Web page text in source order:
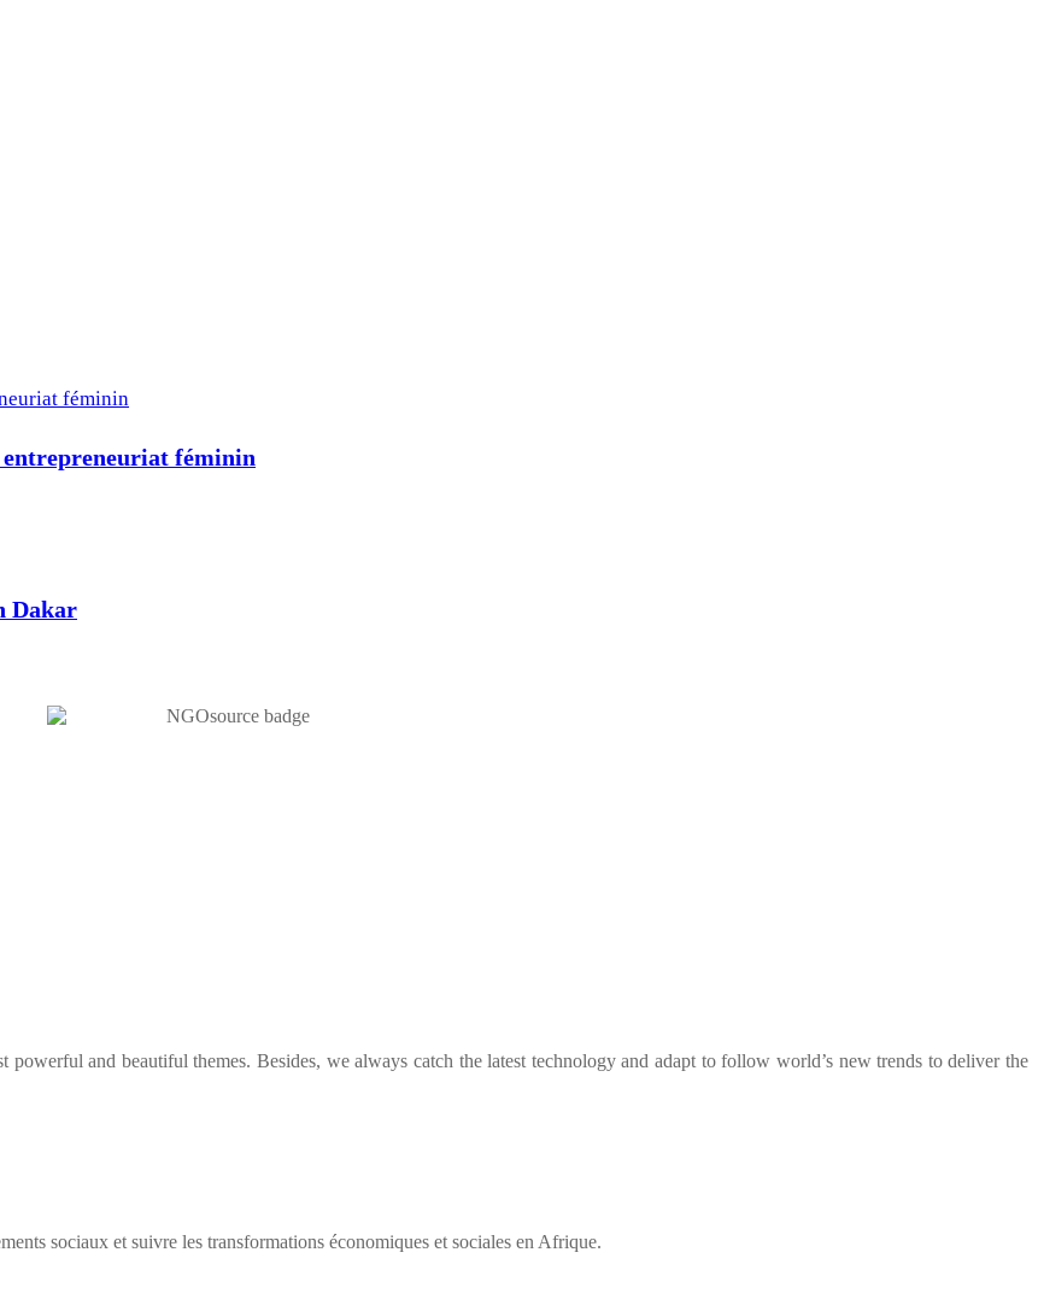
féminin
Dakar
and beautiful themes. Besides, we always catch the latest technology and adapt to follow world’s new trends to deliver the
sociaux et suivre les transformations économiques et sociales en Afrique.